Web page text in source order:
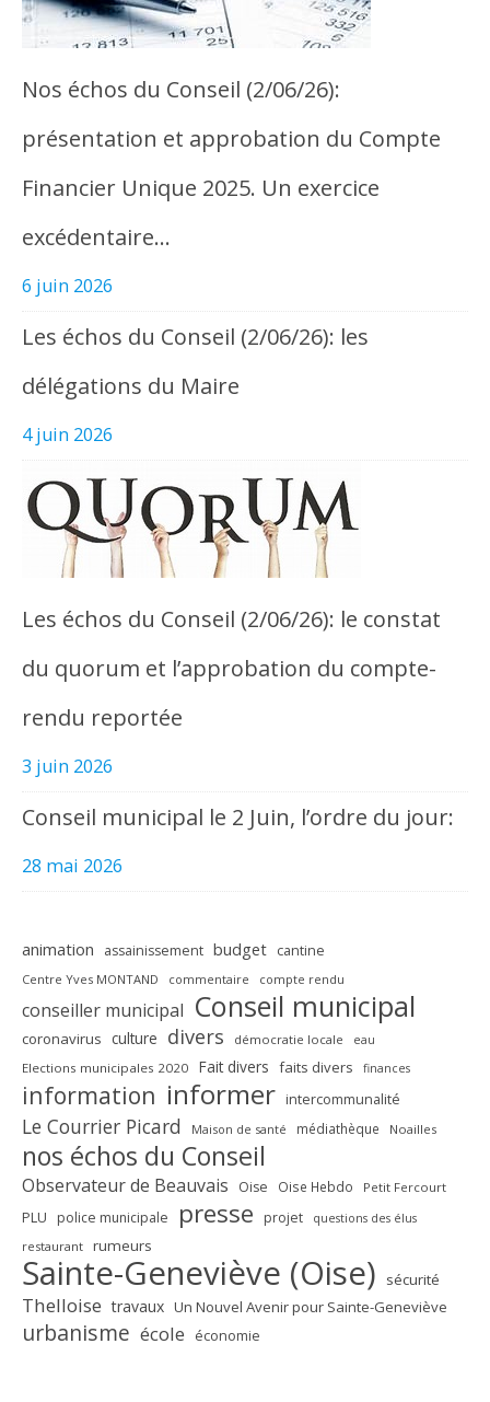
Nos échos du Conseil (2/06/26):
présentation et approbation du Compte
Financier Unique 2025. Un exercice
excédentaire…
6 juin 2026
Les échos du Conseil (2/06/26): les
délégations du Maire
4 juin 2026
Les échos du Conseil (2/06/26): le constat
du quorum et l’approbation du compte-
rendu reportée
3 juin 2026
Conseil municipal le 2 Juin, l’ordre du jour:
28 mai 2026
animation assainissement budget cantine
Centre Yves MONTAND commentaire compte rendu
conseiller municipal Conseil municipal
coronavirus culture divers démocratie locale eau
Elections municipales 2020 Fait divers faits divers finances
information informer intercommunalité
Le Courrier Picard Maison de santé médiathèque Noailles
nos échos du Conseil
Observateur de Beauvais Oise Oise Hebdo Petit Fercourt
PLU police municipale presse projet questions des élus
restaurant rumeurs
Sainte-Geneviève (Oise) sécurité
Thelloise travaux Un Nouvel Avenir pour Sainte-Geneviève
urbanisme école économie